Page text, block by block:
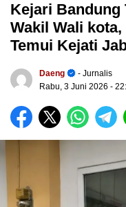
Kejari Bandung
Wakil Wali kota,
Temui Kejati
Daeng
- Jurnalis
Rabu, 3 Juni 2026 -